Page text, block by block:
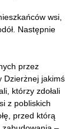
wsi,
Następnie
przez
Dzierżnej jakimś
którzy zdołali
z pobliskich
przed którą